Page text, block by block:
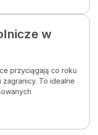
w
przyciągają co roku
To idealne